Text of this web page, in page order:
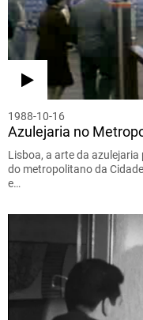
1988-10-16
Azulejaria no
Lisboa, a arte da
do metropolitano da
e…